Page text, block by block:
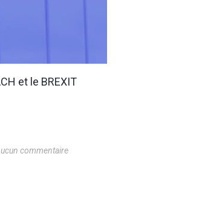
et le BREXIT
commentaire